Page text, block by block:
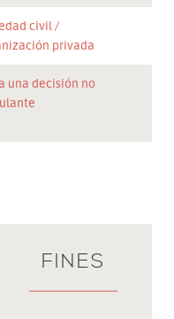
civil
privada
una decisión no
FINES